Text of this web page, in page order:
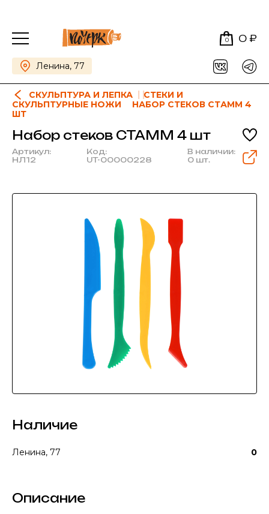
0 0 ₽
Ленина, 77
СКУЛЬПТУРА И ЛЕПКА
СТЕКИ И
СКУЛЬПТУРНЫЕ НОЖИ
НАБОР СТЕКОВ СТАММ 4
ШТ
Набор стеков СТАММ 4 шт
Артикул:
НЛ12
Код:
UT-00000228
В наличии:
0 шт.
Наличие
Ленина, 77 0
Описание